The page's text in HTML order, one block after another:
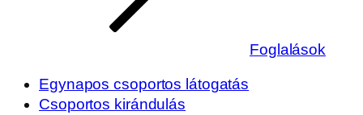
Foglalások
Egynapos csoportos látogatás
Csoportos kirándulás